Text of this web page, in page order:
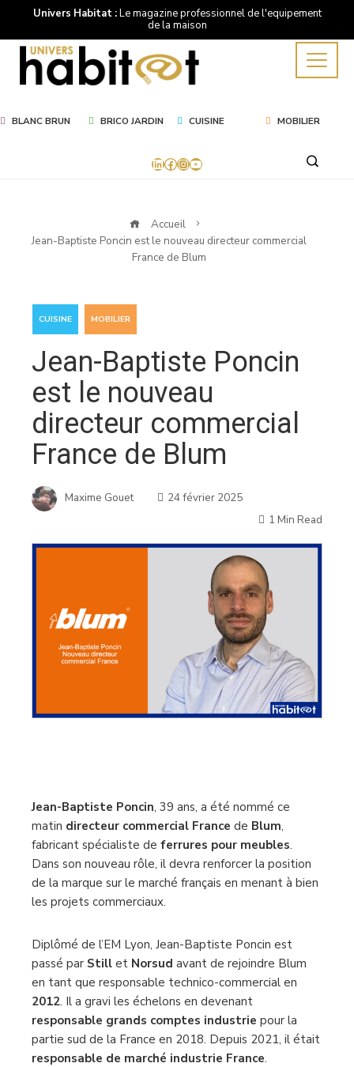
Univers Habitat :Le magazine professionnel de l'equipement
de la maison
BLANC BRUN BRICO JARDIN CUISINE MOBILIER
LinkedIn
Facebook
Instagram
YouTube
Accueil
Jean-Baptiste Poncin est le nouveau directeur commercial
France de Blum
CUISINE MOBILIER
Jean-Baptiste Poncin
est le nouveau
directeur commercial
France de Blum
Maxime Gouet
24 février 2025
1 Min Read
Jean-Baptiste Poncin, 39 ans, a été nommé ce
matin directeur commercial France de Blum,
fabricant spécialiste de ferrures pour meubles.
Dans son nouveau rôle, il devra renforcer la position
de la marque sur le marché français en menant à bien
les projets commerciaux.
Diplômé de l’EM Lyon, Jean-Baptiste Poncin est
passé par Still et Norsud avant de rejoindre Blum
en tant que responsable technico-commercial en
2012. Il a gravi les échelons en devenant
responsable grands comptes industrie pour la
partie sud de la France en 2018. Depuis 2021, il était
responsable de marché industrie France.